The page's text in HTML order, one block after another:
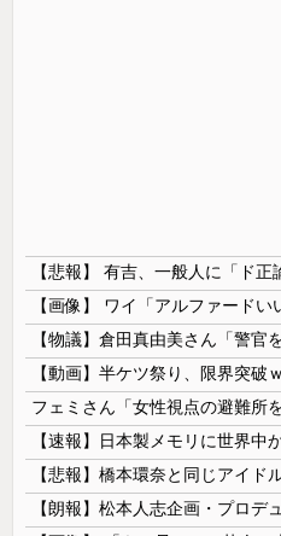
【動画】半ケツ祭り、限界突破
フェミさん「女性視点の避難所